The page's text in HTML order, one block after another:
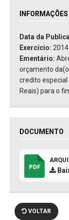
Data da
Exercício: 2014
Ementário:
orçamento
credito especial
Reais) para o
DOCUMENTO
VOLTAR